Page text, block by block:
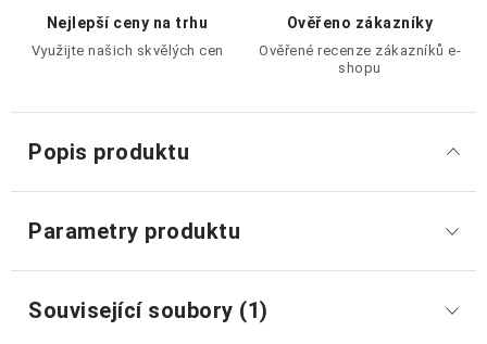
Nejlepší ceny na trhu
Využijte našich skvělých cen
Ověřeno zákazníky
Ověřené recenze zákazníků e-
shopu
Popis produktu
Parametry produktu
Související soubory (1)